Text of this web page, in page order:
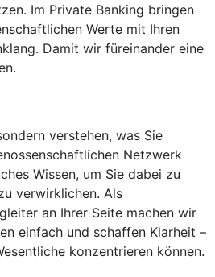
Im Private Banking bringen
Werte mit Ihren
Damit wir füreinander eine
verstehen, was Sie
Netzwerk
Wissen, um Sie dabei zu
verwirklichen. Als
an Ihrer Seite machen wir
einfach und schaffen Klarheit –
konzentrieren können.